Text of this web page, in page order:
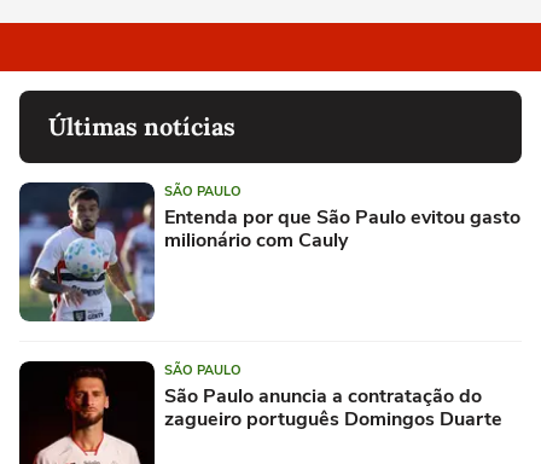
Últimas notícias
SÃO PAULO
Entenda por que São Paulo evitou gasto
milionário com Cauly
SÃO PAULO
São Paulo anuncia a contratação do
zagueiro português Domingos Duarte